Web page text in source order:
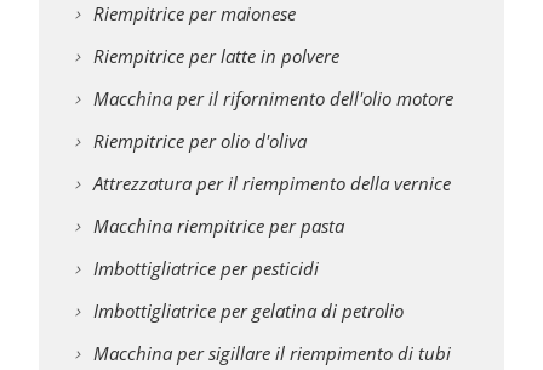
Riempitrice per maionese
Riempitrice per latte in polvere
Macchina per il rifornimento dell'olio motore
Riempitrice per olio d'oliva
Attrezzatura per il riempimento della vernice
Macchina riempitrice per pasta
Imbottigliatrice per pesticidi
Imbottigliatrice per gelatina di petrolio
Macchina per sigillare il riempimento di tubi